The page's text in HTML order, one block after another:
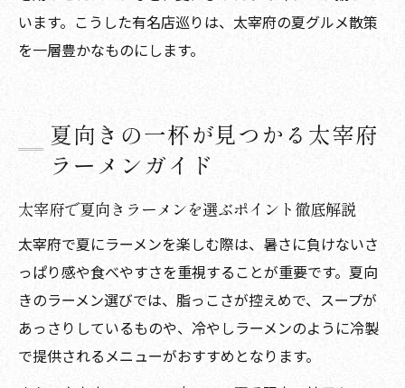
います。こうした有名店巡りは、太宰府の夏グルメ散策
を一層豊かなものにします。
夏向きの一杯が見つかる太宰府
ラーメンガイド
太宰府で夏向きラーメンを選ぶポイント徹底解説
太宰府で夏にラーメンを楽しむ際は、暑さに負けないさ
っぱり感や食べやすさを重視することが重要です。夏向
きのラーメン選びでは、脂っこさが控えめで、スープが
あっさりしているものや、冷やしラーメンのように冷製
で提供されるメニューがおすすめとなります。